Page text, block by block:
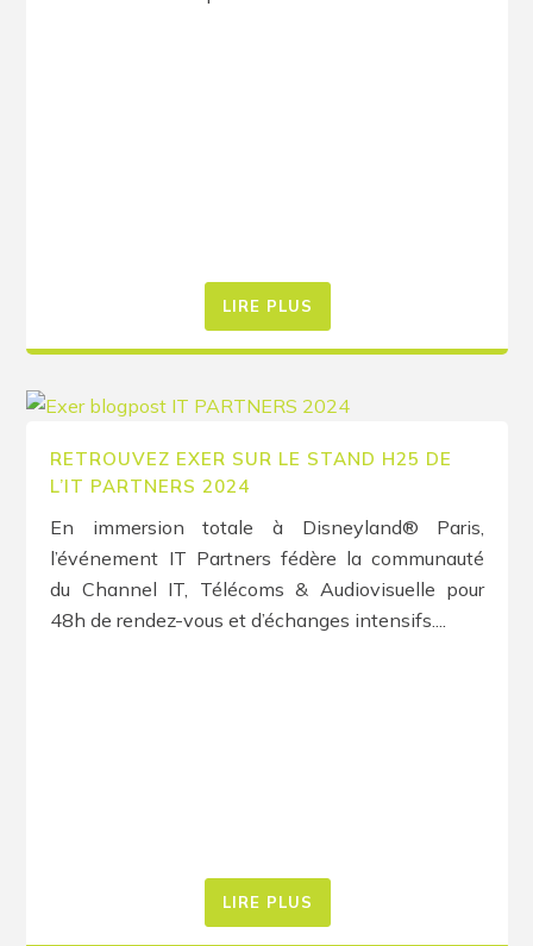
LIRE PLUS
RETROUVEZ EXER SUR LE STAND H25 DE
L’IT PARTNERS 2024
En immersion totale à Disneyland® Paris,
l’événement IT Partners fédère la communauté
du Channel IT, Télécoms & Audiovisuelle pour
48h de rendez-vous et d’échanges intensifs....
LIRE PLUS